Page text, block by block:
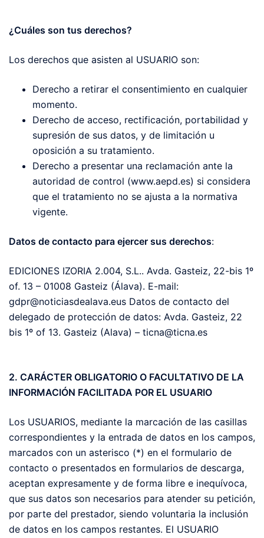
¿Cuáles son tus derechos?
Los derechos que asisten al USUARIO son:
Derecho a retirar el consentimiento en cualquier
momento.
Derecho de acceso, rectificación, portabilidad y
supresión de sus datos, y de limitación u
oposición a su tratamiento.
Derecho a presentar una reclamación ante la
autoridad de control (www.aepd.es) si considera
que el tratamiento no se ajusta a la normativa
vigente.
Datos de contacto para ejercer sus derechos:
EDICIONES IZORIA 2.004, S.L.. Avda. Gasteiz, 22-bis 1º
of. 13 – 01008 Gasteiz (Álava). E-mail:
gdpr@noticiasdealava.eus Datos de contacto del
delegado de protección de datos: Avda. Gasteiz, 22
bis 1º of 13. Gasteiz (Alava) – ticna@ticna.es
2. CARÁCTER OBLIGATORIO O FACULTATIVO DE LA
INFORMACIÓN FACILITADA POR EL USUARIO
Los USUARIOS, mediante la marcación de las casillas
correspondientes y la entrada de datos en los campos,
marcados con un asterisco (*) en el formulario de
contacto o presentados en formularios de descarga,
aceptan expresamente y de forma libre e inequívoca,
que sus datos son necesarios para atender su petición,
por parte del prestador, siendo voluntaria la inclusión
de datos en los campos restantes. El USUARIO